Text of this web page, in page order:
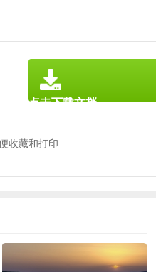
收藏和打印
点击下载文档